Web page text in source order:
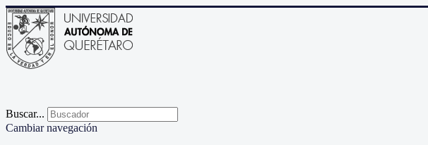
Buscar...
Cambiar navegación